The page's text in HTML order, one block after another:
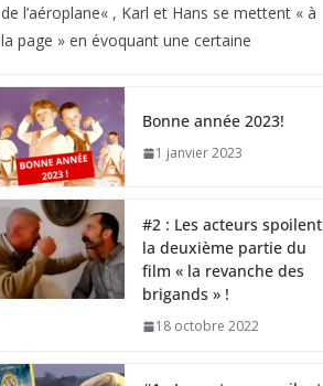
de l’aéroplane« , Karl et Hans se mettent « à
la page » en évoquant une certaine
Bonne année 2023!
1 janvier 2023
#2 : Les acteurs spoilent
la deuxième partie du
film « la revanche des
brigands » !
18 octobre 2022